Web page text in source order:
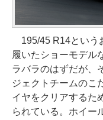
195/45 R14という
履いたショーモデル
ラバラのはずだが、
ジェクトチームのこ
イヤをクリアするた
られている。ホイー